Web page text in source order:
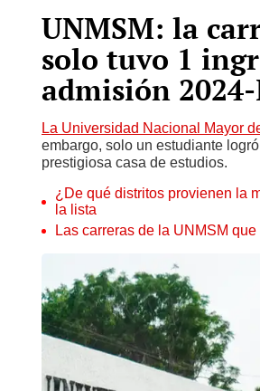
UNMSM: la
solo tuvo 1
admisión
La Universidad Nacional Mayor
embargo, solo un estudiante
prestigiosa casa de estudios.
¿De qué distritos provienen la
la lista
Las carreras de la UNMSM